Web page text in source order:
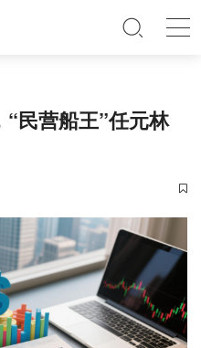
民营船王”任元林